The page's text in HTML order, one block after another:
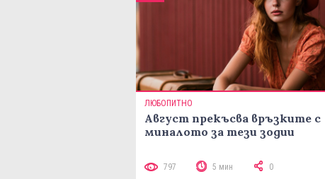
ЛЮБОПИТНО
Август прекъсва връзките с
миналото за тези зодии
797 5 мин 0